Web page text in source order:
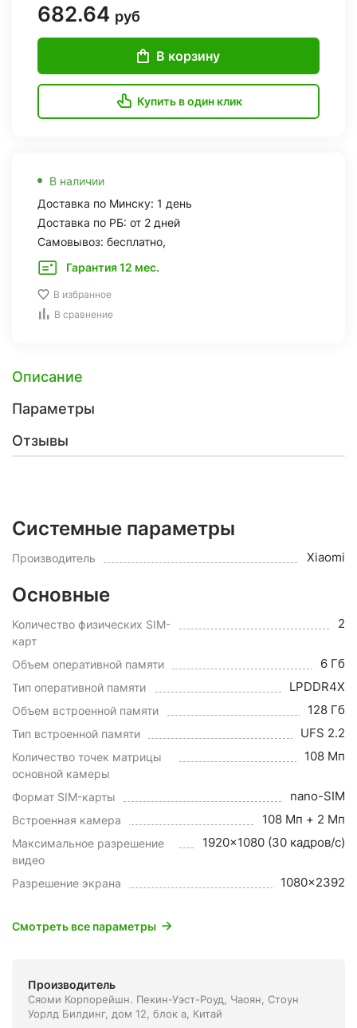
682.64 руб
В корзину
Купить в один клик
В наличии
Доставка по Минску: 1 день
Доставка по РБ: от 2 дней
Самовывоз: бесплатно,
Гарантия 12 мес.
В избранное
В сравнение
Описание
Параметры
Отзывы
Системные параметры
Производитель Xiaomi
Основные
Количество физических SIM-
карт
2
Объем оперативной памяти 6 Гб
Тип оперативной памяти LPDDR4X
Объем встроенной памяти 128 Гб
Тип встроенной памяти UFS 2.2
Количество точек матрицы
основной камеры
108 Мп
Формат SIM-карты nano-SIM
Встроенная камера 108 Мп + 2 Мп
Максимальное разрешение
видео
1920x1080 (30 кадров/с)
Разрешение экрана 1080x2392
Смотреть все параметры
Производитель
Сяоми Корпорейшн. Пекин-Уэст-Роуд, Чаоян, Стоун
Уорлд Билдинг, дом 12, блок а, Китай